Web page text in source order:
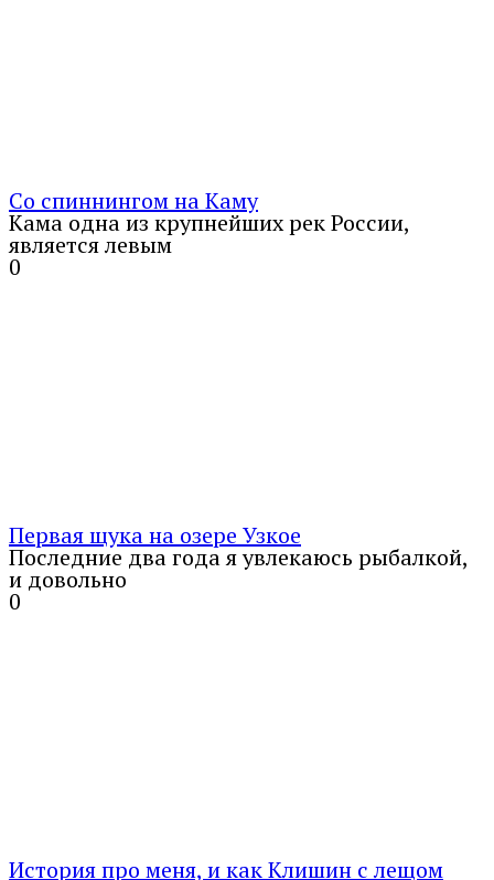
Со спиннингом на Каму
Кама одна из крупнейших рек России,
является левым
0
Первая щука на озере Узкое
Последние два года я увлекаюсь рыбалкой,
и довольно
0
История про меня, и как Клишин с лещом